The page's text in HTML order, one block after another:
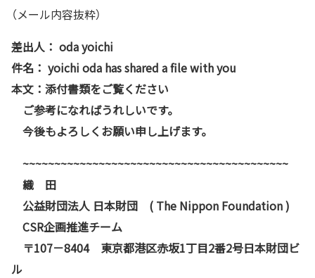
（メール内容抜粋）
差出人： oda yoichi
件名： yoichi oda has shared a file with you
本文：添付書類をご覧ください
ご参考になればうれしいです。
今後もよろしくお願い申し上げます。
~~~~~~~~~~~~~~~~~~~~~~~~~~~~~~~~~~~~~~~~~~
織 田
公益財団法人 日本財団 ( The Nippon Foundation )
CSR企画推進チーム
〒107－8404 東京都港区赤坂1丁目2番2号日本財団ビ
ル